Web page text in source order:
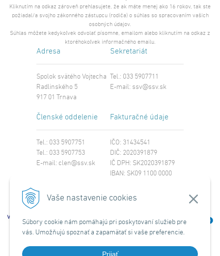
Vaše nastavenie cookies
Súbory cookie nám pomáhajú pri poskytovaní služieb pre
vás. Umožňujú spoznať a zapamätať si vaše preferencie.
Prijať
Kliknutím na odkaz zároveň prehlasujete, že ak máte menej ako 16 rokov, tak ste
požiadal/a svojho zákonného zástupcu (rodiča) o súhlas so spracovaním vašich
osobných údajov.
Súhlas môžete kedykoľvek odvolať písomne, emailom alebo kliknutím na odkaz z
ktoréhokoľvek informačného emailu.
Adresa
Spolok svätého Vojtecha
Radlinského 5
917 01 Trnava
Sekretariát
Tel.: 033 5907711
E-mail: ssv@ssv.sk
Členské oddelenie
Tel.: 033 5907751
Tel.: 033 5907753
E-mail: clen@ssv.sk
Fakturačné údaje
IČO: 31434541
DIČ: 2020391879
IČ DPH: SK2020391879
IBAN: SK09 1100 0000
SWIFT: TATRSKBX